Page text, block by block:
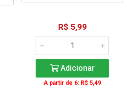
R$ 5,99
Adicionar
A partir de 6: R$ 5,49